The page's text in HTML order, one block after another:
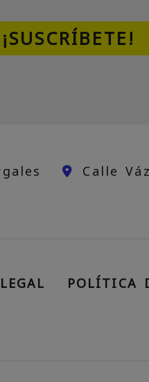
¡SUSCRÍBETE!
Calle
POLÍTICA